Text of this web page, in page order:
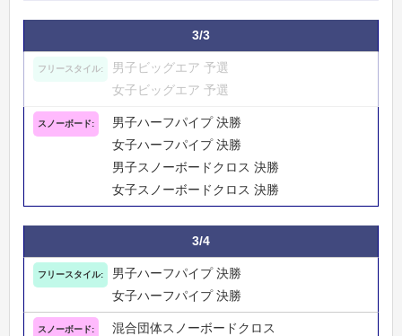
3/3
男子ビッグエア 予選
女子ビッグエア 予選
男子ハーフパイプ 決勝
女子ハーフパイプ 決勝
男子スノーボードクロス 決勝
女子スノーボードクロス 決勝
3/4
男子ハーフパイプ 決勝
女子ハーフパイプ 決勝
混合団体スノーボードクロス